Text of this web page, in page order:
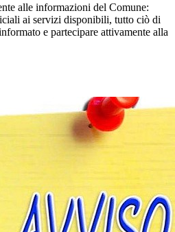
alle informazioni del Comune:
ai servizi disponibili, tutto ciò di
e partecipare attivamente alla